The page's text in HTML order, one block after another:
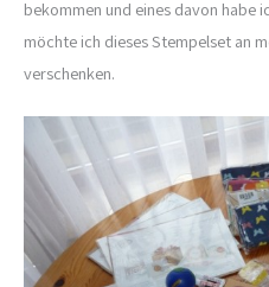
bekommen und eines davon habe
möchte ich dieses Stempelset an
verschenken.